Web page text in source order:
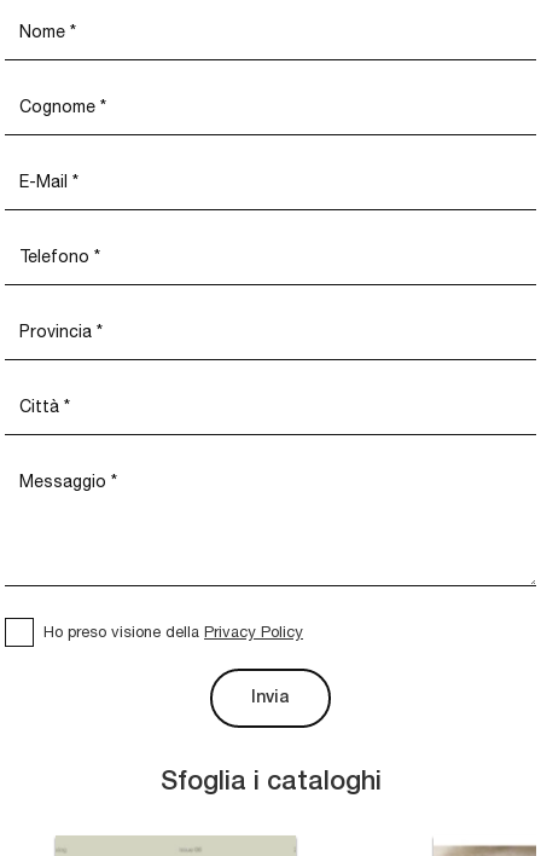
Sfoglia i cataloghi
Ho preso visione della Privacy Policy
Invia